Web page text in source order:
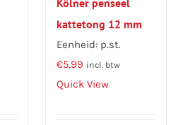
kattetong 12 mm
Eenheid: p.st.
€5,99 incl. btw
Quick View